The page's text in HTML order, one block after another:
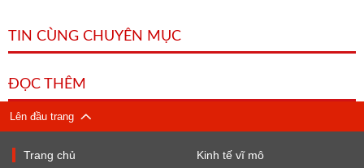
TIN CÙNG CHUYÊN MỤC
ĐỌC THÊM
Lên đầu trang
Trang chủ Kinh tế vĩ mô